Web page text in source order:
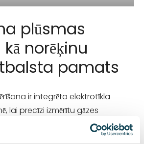
plūsmas
norēķinu
pamats
ir integrēta elektrotīkla
lai precīzi izmērītu gāzes
caur tvertni. Mērījums ir
automatizāciju, kas ļauj